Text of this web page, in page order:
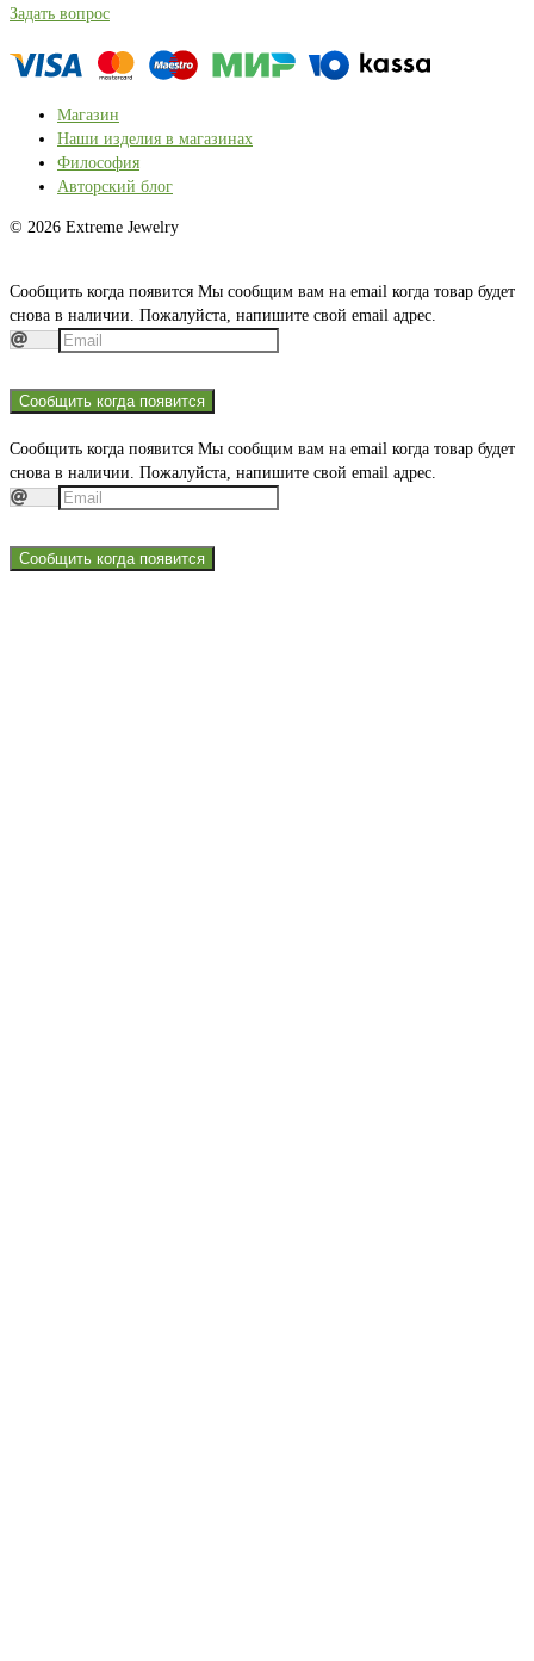
Задать вопрос
Магазин
Наши изделия в магазинах
Философия
Авторский блог
© 2026 Extreme Jewelry
Сообщить когда появится Мы сообщим вам на email когда товар будет
снова в наличии. Пожалуйста, напишите свой email адрес.
Сообщить когда появится
Сообщить когда появится Мы сообщим вам на email когда товар будет
снова в наличии. Пожалуйста, напишите свой email адрес.
Сообщить когда появится